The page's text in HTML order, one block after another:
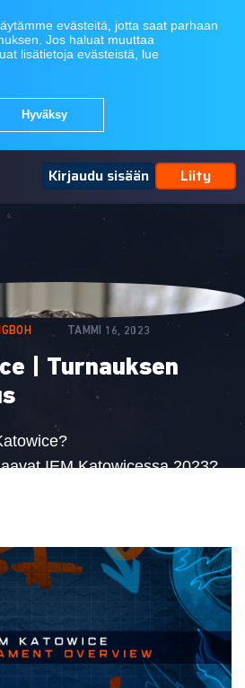
Kirjaudu sisään Liity
TAMMI 16, 2023
| Turnauksen
IEM Katowicessa 2023?